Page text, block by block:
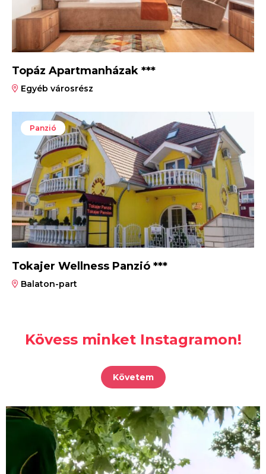
Topáz Apartmanházak ***
Egyéb városrész
Panzió
Tokajer Wellness Panzió ***
Balaton-part
Kövess minket Instagramon!
Követem